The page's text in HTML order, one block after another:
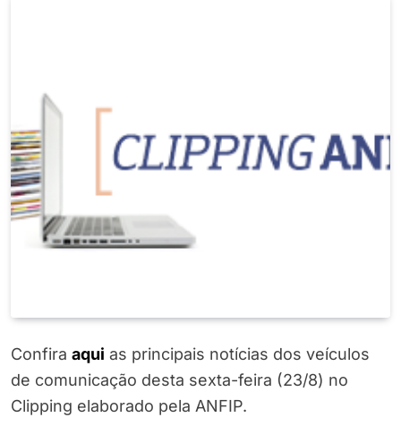
Confira aqui as principais notícias dos veículos
de comunicação desta sexta-feira (23/8) no
Clipping elaborado pela ANFIP.